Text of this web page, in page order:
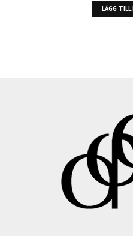
LÄGG TILL